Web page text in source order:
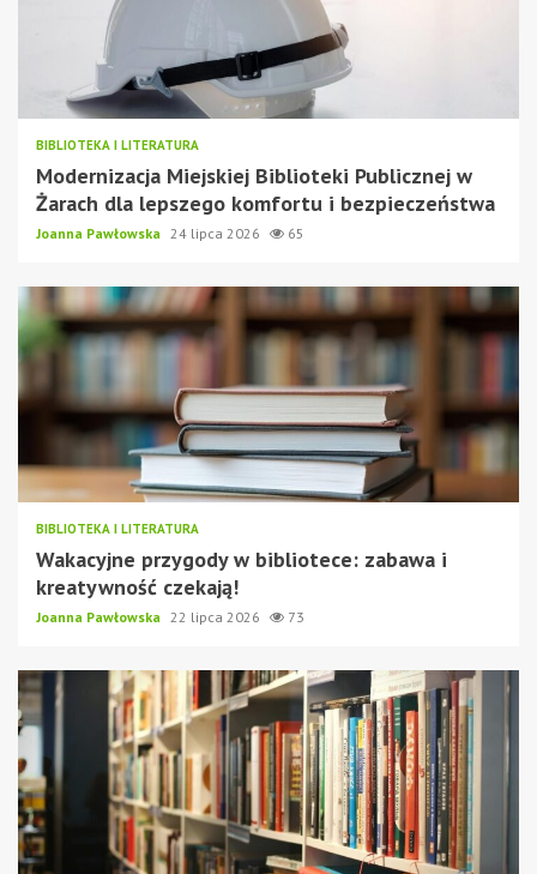
BIBLIOTEKA I LITERATURA
Modernizacja Miejskiej Biblioteki Publicznej w
Żarach dla lepszego komfortu i bezpieczeństwa
Joanna Pawłowska 24 lipca 2026 65
BIBLIOTEKA I LITERATURA
Wakacyjne przygody w bibliotece: zabawa i
kreatywność czekają!
Joanna Pawłowska 22 lipca 2026 73